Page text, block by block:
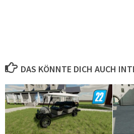
DAS KÖNNTE DICH AUCH